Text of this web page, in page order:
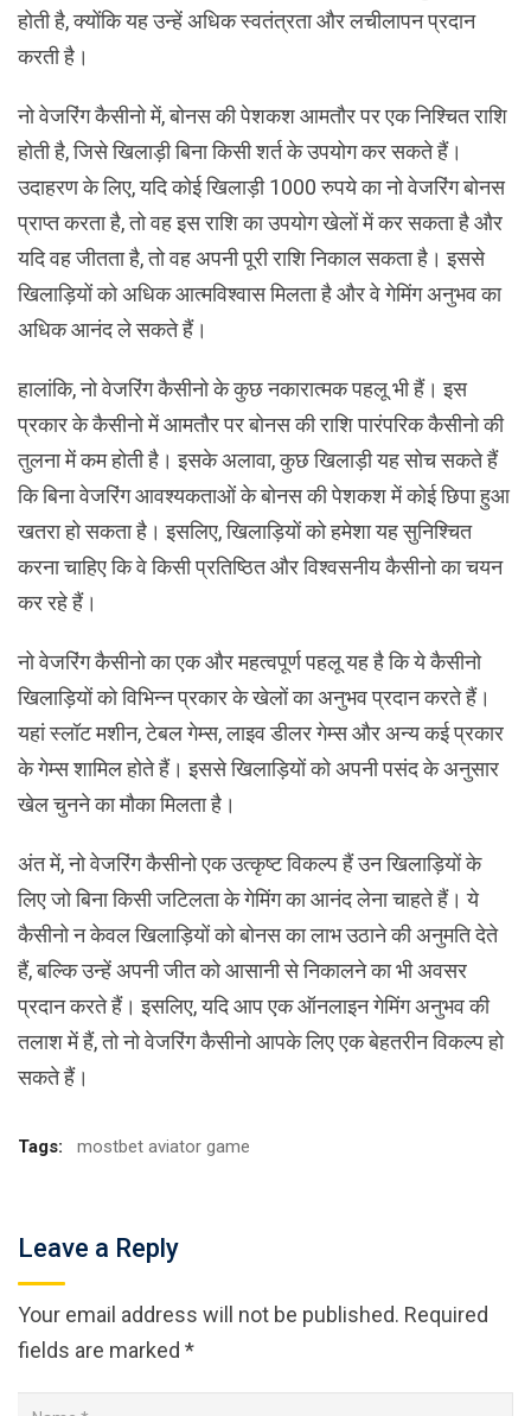
होती है, क्योंकि यह उन्हें अधिक स्वतंत्रता और लचीलापन प्रदान
करती है।
नो वेजरिंग कैसीनो में, बोनस की पेशकश आमतौर पर एक निश्चित राशि
होती है, जिसे खिलाड़ी बिना किसी शर्त के उपयोग कर सकते हैं।
उदाहरण के लिए, यदि कोई खिलाड़ी 1000 रुपये का नो वेजरिंग बोनस
प्राप्त करता है, तो वह इस राशि का उपयोग खेलों में कर सकता है और
यदि वह जीतता है, तो वह अपनी पूरी राशि निकाल सकता है। इससे
खिलाड़ियों को अधिक आत्मविश्वास मिलता है और वे गेमिंग अनुभव का
अधिक आनंद ले सकते हैं।
हालांकि, नो वेजरिंग कैसीनो के कुछ नकारात्मक पहलू भी हैं। इस
प्रकार के कैसीनो में आमतौर पर बोनस की राशि पारंपरिक कैसीनो की
तुलना में कम होती है। इसके अलावा, कुछ खिलाड़ी यह सोच सकते हैं
कि बिना वेजरिंग आवश्यकताओं के बोनस की पेशकश में कोई छिपा हुआ
खतरा हो सकता है। इसलिए, खिलाड़ियों को हमेशा यह सुनिश्चित
करना चाहिए कि वे किसी प्रतिष्ठित और विश्वसनीय कैसीनो का चयन
कर रहे हैं।
नो वेजरिंग कैसीनो का एक और महत्वपूर्ण पहलू यह है कि ये कैसीनो
खिलाड़ियों को विभिन्न प्रकार के खेलों का अनुभव प्रदान करते हैं।
यहां स्लॉट मशीन, टेबल गेम्स, लाइव डीलर गेम्स और अन्य कई प्रकार
के गेम्स शामिल होते हैं। इससे खिलाड़ियों को अपनी पसंद के अनुसार
खेल चुनने का मौका मिलता है।
अंत में, नो वेजरिंग कैसीनो एक उत्कृष्ट विकल्प हैं उन खिलाड़ियों के
लिए जो बिना किसी जटिलता के गेमिंग का आनंद लेना चाहते हैं। ये
कैसीनो न केवल खिलाड़ियों को बोनस का लाभ उठाने की अनुमति देते
हैं, बल्कि उन्हें अपनी जीत को आसानी से निकालने का भी अवसर
प्रदान करते हैं। इसलिए, यदि आप एक ऑनलाइन गेमिंग अनुभव की
तलाश में हैं, तो नो वेजरिंग कैसीनो आपके लिए एक बेहतरीन विकल्प हो
सकते हैं।
Tags: mostbet aviator game
Leave a Reply
Your email address will not be published. Required
fields are marked *